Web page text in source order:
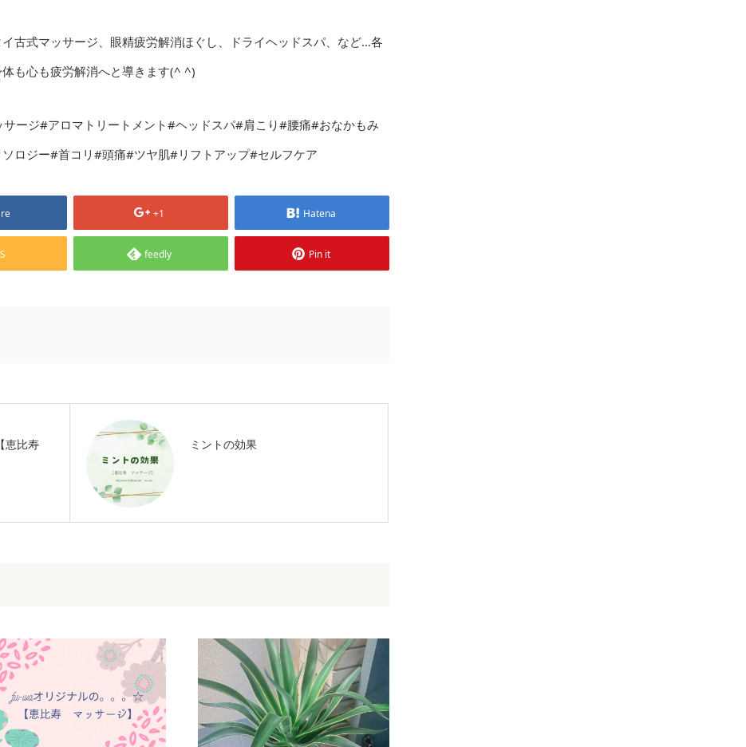
古式マッサージ、眼精疲労解消ほぐし、ドライヘッドスパ、など…各
も心も疲労解消へと導きます(^ ^)
ージ#アロマトリートメント#ヘッドスパ#肩こり#腰痛#おなかもみ
ロジー#首コリ#頭痛#ツヤ肌#リフトアップ#セルフケア
+1 Hatena
feedly Pin it
恵比寿
ミントの効果